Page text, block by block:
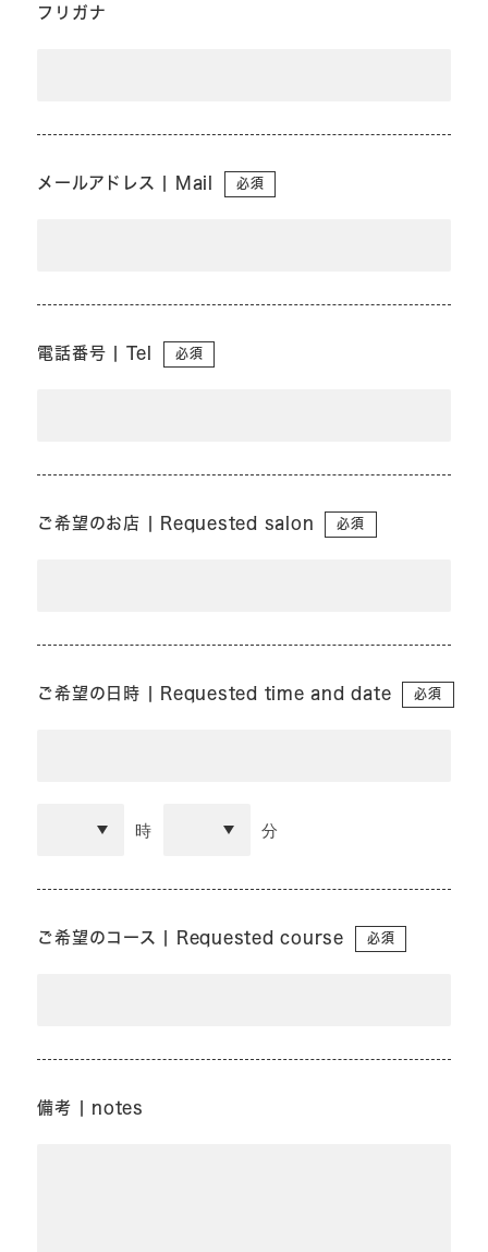
フリガナ
メールアドレス | Mail 必須
電話番号 | Tel 必須
ご希望のお店 | Requested salon 必須
ご希望の日時 | Requested time and date 必須
時 分
ご希望のコース | Requested course 必須
備考 | notes